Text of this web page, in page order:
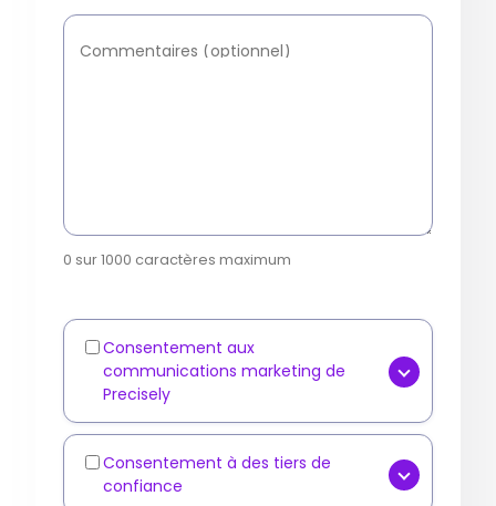
Commentaires (optionnel)
0 sur 1000 caractères maximum
Marketing
Communications
Consentement aux
communications marketing de
Precisely
[FACULTATIF] Oui, j'accepte de
recevoir des communications
marketing telles que des
Third-
Party
Consentement à des tiers de
confiance